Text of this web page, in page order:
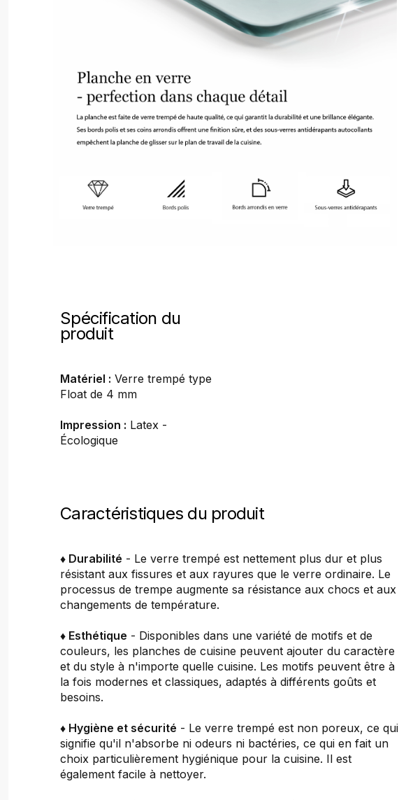
Spécification du
produit
Matériel : Verre trempé type
Float de 4 mm
Impression : Latex -
Écologique
Caractéristiques du produit
♦ Durabilité - Le verre trempé est nettement plus dur et plus
résistant aux fissures et aux rayures que le verre ordinaire. Le
processus de trempe augmente sa résistance aux chocs et aux
changements de température.
♦ Esthétique - Disponibles dans une variété de motifs et de
couleurs, les planches de cuisine peuvent ajouter du caractère
et du style à n'importe quelle cuisine. Les motifs peuvent être à
la fois modernes et classiques, adaptés à différents goûts et
besoins.
♦ Hygiène et sécurité - Le verre trempé est non poreux, ce qui
signifie qu'il n'absorbe ni odeurs ni bactéries, ce qui en fait un
choix particulièrement hygiénique pour la cuisine. Il est
également facile à nettoyer.